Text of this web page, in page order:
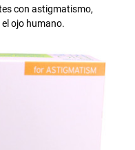
con astigmatismo,
ojo humano.